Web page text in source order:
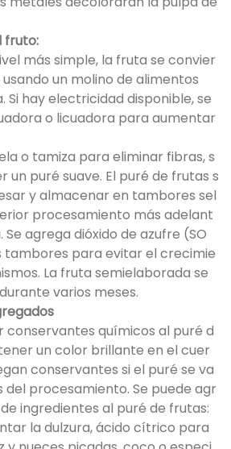
fruto:
más simple, la fruta se convier
un molino de alimentos
Si hay electricidad disponible, se
o licuadora para aumentar
o tamiza para eliminar fibras, s
un puré suave. El puré de frutas s
y almacenar en tambores sel
procesamiento más adelant
agrega dióxido de azufre (SO
para evitar el crecimie
La fruta semielaborada se
varios meses.
conservantes químicos al puré d
un color brillante en el cuer
conservantes si el puré se va
procesamiento. Se puede agr
ingredientes al puré de frutas:
la dulzura, ácido cítrico para